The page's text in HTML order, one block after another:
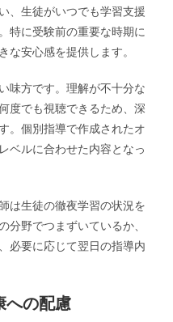
、生徒がいつでも学習支援
特に受験前の重要な時期に
な安心感を提供します。
味方です。理解が不十分な
度でも視聴できるため、深
。個別指導で作成されたオ
ベルに合わせた内容となっ
は生徒の徹夜学習の状況を
分野でつまずいているか、
必要に応じて翌日の指導内
への配慮